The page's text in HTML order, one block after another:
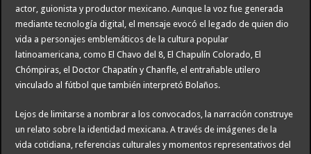
actor, guionista y productor mexicano. Aunque la voz fue generada
mediante tecnología digital, el mensaje evocó el legado de quien dio
vida a personajes emblemáticos de la cultura popular
latinoamericana, como El Chavo del 8, El Chapulín Colorado, El
Chómpiras, el Doctor Chapatín y Chanfle, el entrañable utilero
vinculado al fútbol que también interpretó Bolaños.
Lejos de limitarse a nombrar a los convocados, la narración construye
un relato sobre la identidad mexicana. A través de imágenes de la
vida cotidiana, referencias culturales y momentos representativos del